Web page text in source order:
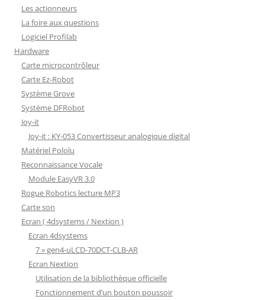
Les actionneurs
La foire aux questions
Logiciel Profilab
Hardware
Carte microcontrôleur
Carte Ez-Robot
Système Grove
Système DFRobot
Joy-it
Joy-it : KY-053 Convertisseur analogique digital
Matériel Pololu
Reconnaissance Vocale
Module EasyVR 3.0
Rogue Robotics lecture MP3
Carte son
Ecran ( 4dsystems / Nextion )
Ecran 4dsystems
7 » gen4-uLCD-70DCT-CLB-AR
Ecran Nextion
Utilisation de la bibliothèque officielle
Fonctionnement d’un bouton poussoir